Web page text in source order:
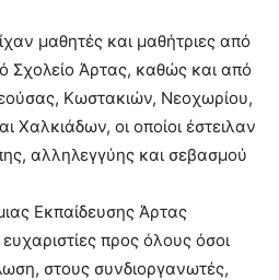
μαθητές και μαθήτριες από
Σχολείο Άρτας, καθώς και από
Κωστακιών, Νεοχωρίου,
Χαλκιάδων, οι οποίοι έστειλαν
αλληλεγγύης και σεβασμού
Εκπαίδευσης Άρτας
προς όλους όσοι
στους συνδιοργανωτές,